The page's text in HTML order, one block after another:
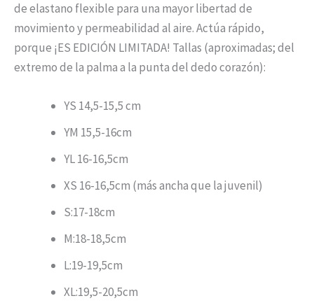
de elastano flexible para una mayor libertad de
movimiento y permeabilidad al aire. Actúa rápido,
porque ¡ES EDICIÓN LIMITADA! Tallas (aproximadas; del
extremo de la palma a la punta del dedo corazón):
YS 14,5-15,5 cm
YM 15,5-16cm
YL 16-16,5cm
XS 16-16,5cm (más ancha que la juvenil)
S:17-18cm
M:18-18,5cm
L:19-19,5cm
XL:19,5-20,5cm